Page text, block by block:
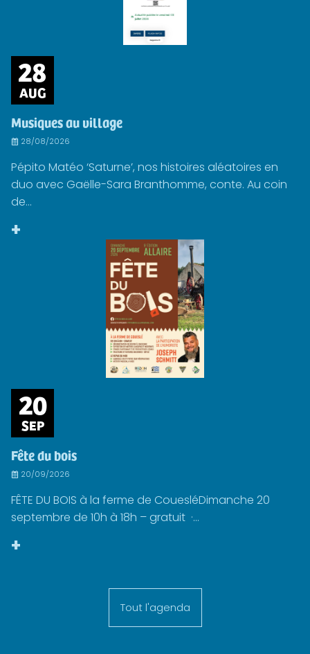
28
AUG
Musiques au village
28/08/2026
Pépito Matéo ‘Saturne’, nos histoires aléatoires en
duo avec Gaëlle-Sara Branthomme, conte. Au coin
de...
+
20
SEP
Fête du bois
20/09/2026
FÊTE DU BOIS à la ferme de CouesléDimanche 20
septembre de 10h à 18h – gratuit ·...
+
Tout l'agenda